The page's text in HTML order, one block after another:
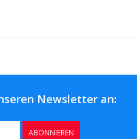
Newsletter an:
ABONNIEREN